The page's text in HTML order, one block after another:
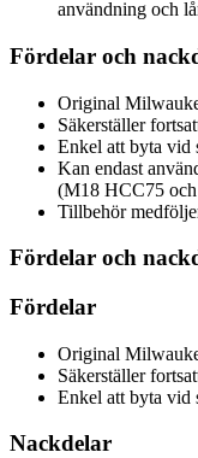
användning och
Fördelar och
Original
Säkerställer
Enkel att byta vid
Kan endast
(M18 HCC75
Tillbehör
Fördelar och
Fördelar
Original
Säkerställer
Enkel att byta vid
Nackdelar